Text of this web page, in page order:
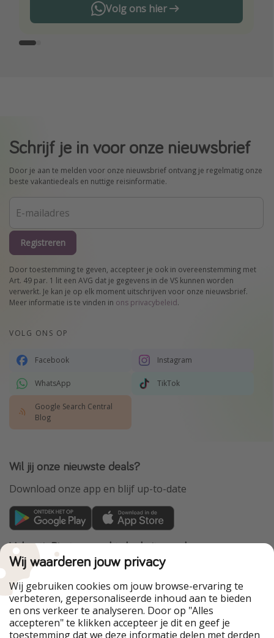
Volg ons hier
Schrijf je in voor onze nieuwsbrief
Door je aan te melden voor onze nieuwsbrief ontvang je regelmatig onze
beste vakantiedeals en nuttige reisinformatie.
Registreren
Door toestemming te geven, accepteer je ook in overeenstemming met
Art. 49 par. 1 lit een AVG dat je gegevens in de VS kunnen worden
verwerkt. Je kan je op elk moment uitschrijven voor onze nieuwsbrief.
Meer informatie is te vinden in ons privacybeleid.
VOLG ONS OP
Facebook Instagram
WhatsApp TikTok
Google Search Central
Blog
Wil jij onze nieuwste deals?
Download onze app en blijf up-to-date
VakantiePiraten maakt deel uit van de
HolidayPirates Group
Onze markten
PiratinViaggio
HolidayPirates
WakacyjniPiraci
VoyagesPirates
Ferienpiraten
Urlaubspiraten
Wij waarderen jouw privacy
Wij gebruiken cookies om jouw browse-ervaring te
verbeteren, gepersonaliseerde inhoud aan te bieden
en ons verkeer te analyseren. Door op "Alles
accepteren" te klikken accepteer je dit en geef je
toestemming dat we deze informatie delen met derden